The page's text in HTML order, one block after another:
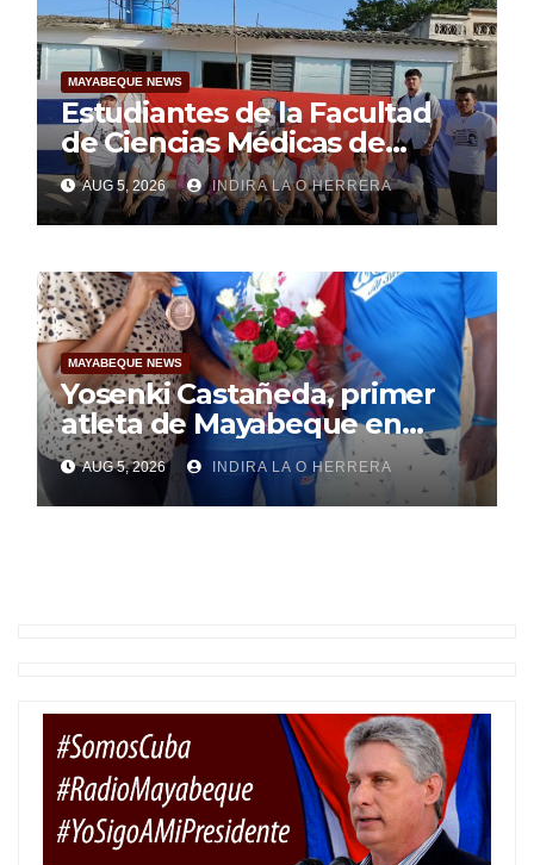
MAYABEQUE NEWS
Estudiantes de la Facultad
de Ciencias Médicas de
Mayabeque realizan
pesquisa
AUG 5, 2026 INDIRA LA O HERRERA
MAYABEQUE NEWS
Yosenki Castañeda, primer
atleta de Mayabeque en
subir al podio
centroamericano
AUG 5, 2026 INDIRA LA O HERRERA